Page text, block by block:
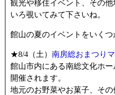
観光や移住イベント、その
いろ覗いてみて下さいね。
館山の夏のイベントをいくつ
★8/4（土） 南房総おまつり
館山市内にある南総文化ホ
開催されます。
地元のお野菜やお菓子、そ